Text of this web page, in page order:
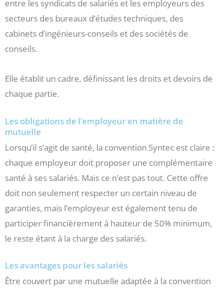
entre les syndicats de salariés et les employeurs des
secteurs des bureaux d’études techniques, des
cabinets d’ingénieurs-conseils et des sociétés de
conseils.
Elle établit un cadre, définissant les droits et devoirs de
chaque partie.
Les obligations de l’employeur en matière de
mutuelle
Lorsqu’il s’agit de santé, la convention Syntec est claire :
chaque employeur doit proposer une complémentaire
santé à ses salariés. Mais ce n’est pas tout. Cette offre
doit non seulement respecter un certain niveau de
garanties, mais l’employeur est également tenu de
participer financièrement à hauteur de 50% minimum,
le reste étant à la charge des salariés.
Les avantages pour les salariés
Être couvert par une mutuelle adaptée à la convention